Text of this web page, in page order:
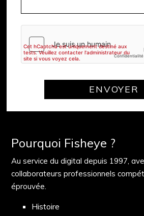
Pourquoi Fisheye ?
Au service du digital depuis 1997,
collaborateurs professionnels
éprouvée.
Histoire